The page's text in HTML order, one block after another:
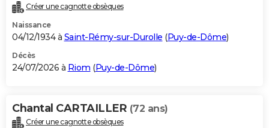
Destinations
City break
Voyage nature
Voyage de noces
Forum
Climat
+PHOTO
GUIDES D'ACHAT
BONS PLANS
Carte de Noël
Carte Bonne année
Carte Saint-Valentin
Carte Pâques
Carte d'anniversaire
DICTIONNAIRE
Créer une cagnotte obsèques
Naissance
04/12/1934 à Saint-Rémy-sur-Durolle (Puy-de-Dôme)
Décès
24/07/2026 à Riom (Puy-de-Dôme)
Chantal CARTAILLER (72 ans)
Créer une cagnotte obsèques